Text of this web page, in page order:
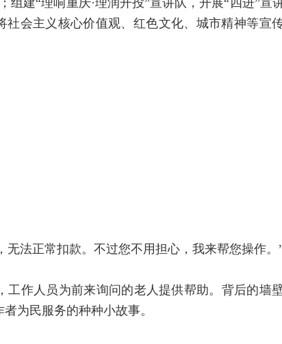
组建“理响重庆·理润开投”宣讲队，开展“四进”宣
会主义核心价值观、红色文化、城市精神等宣
法正常扣款。不过您不用担心，我来帮您操作。
作人员为前来询问的老人提供帮助。背后的墙
为民服务的种种小故事。